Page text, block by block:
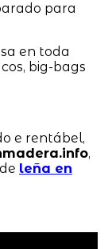
para
en toda
big-bags
e rentábel,
,
leña en